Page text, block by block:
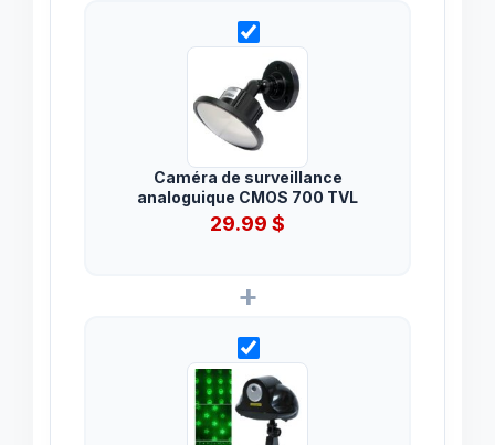
Caméra de surveillance
analoguique CMOS 700 TVL
29.99 $
+